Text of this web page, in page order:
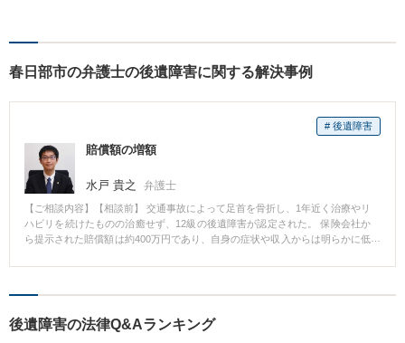
春日部市の弁護士の後遺障害に関する解決事例
# 後遺障害
賠償額の増額
水戸 貴之 弁護士
【ご相談内容】【相談前】 交通事故によって足首を骨折し、1年近く治療やリ
ハビリを続けたものの治癒せず、12級の後遺障害が認定された。 保険会社か
ら提示された賠償額は約400万円であり、自身の症状や収入からは明らかに低
後】 依頼者様が転職してまもなく事故に遭ってしまったケースでした。 その
ったはず」と保険会社を説得することができたため、400万円から900万円ま
での増額となり、依頼者様の満足する結果となりました。
後遺障害の法律Q&Aランキング